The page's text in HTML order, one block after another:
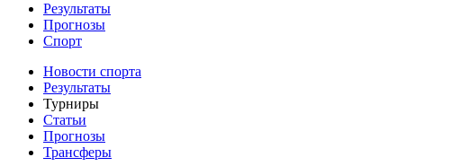
Результаты
Прогнозы
Спорт
Новости спорта
Результаты
Турниры
Статьи
Прогнозы
Трансферы